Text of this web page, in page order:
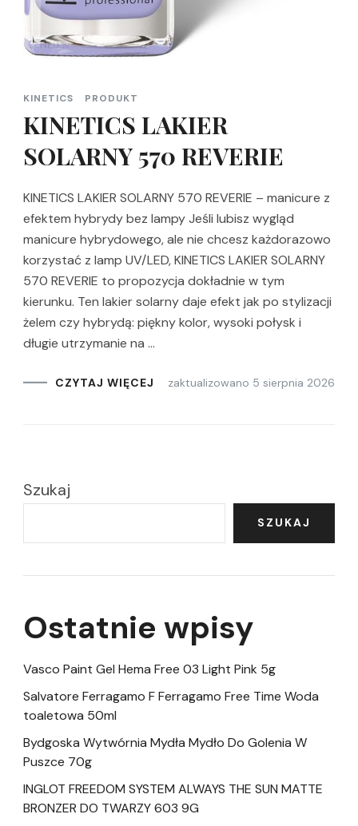
KINETICS PRODUKT
KINETICS LAKIER
SOLARNY 570 REVERIE
KINETICS LAKIER SOLARNY 570 REVERIE – manicure z
efektem hybrydy bez lampy Jeśli lubisz wygląd
manicure hybrydowego, ale nie chcesz każdorazowo
korzystać z lamp UV/LED, KINETICS LAKIER SOLARNY
570 REVERIE to propozycja dokładnie w tym
kierunku. Ten lakier solarny daje efekt jak po stylizacji
żelem czy hybrydą: piękny kolor, wysoki połysk i
długie utrzymanie na …
CZYTAJ WIĘCEJ zaktualizowano 5 sierpnia 2026
Szukaj
SZUKAJ
Ostatnie wpisy
Vasco Paint Gel Hema Free 03 Light Pink 5g
Salvatore Ferragamo F Ferragamo Free Time Woda
toaletowa 50ml
Bydgoska Wytwórnia Mydła Mydło Do Golenia W
Puszce 70g
INGLOT FREEDOM SYSTEM ALWAYS THE SUN MATTE
BRONZER DO TWARZY 603 9G